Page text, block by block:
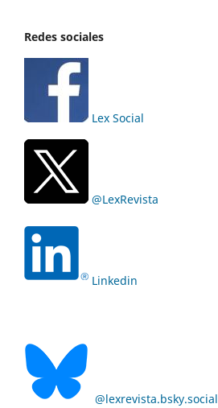
Redes sociales
Lex Social
@LexRevista
Linkedin
@lexrevista.bsky.social